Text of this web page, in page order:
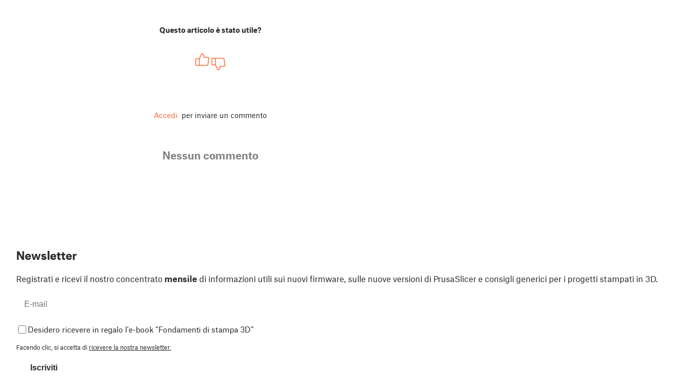
Questo articolo è stato utile?
Accedi per inviare un commento
Nessun commento
Newsletter
Registrati e ricevi il nostro concentrato mensile di informazioni utili sui nuovi firmware, sulle nuove versioni di PrusaSlicer e consigli generici per i progetti stampati in 3D.
Desidero ricevere in regalo l'e-book “Fondamenti di stampa 3D”
Facendo clic, si accetta di ricevere la nostra newsletter.
Iscriviti